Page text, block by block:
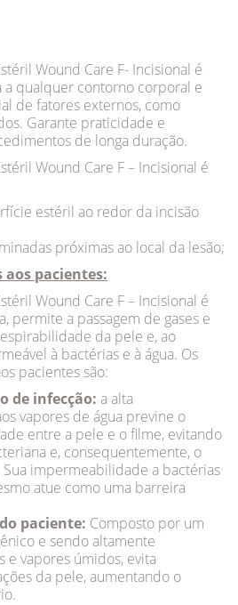
Wound Care F- Incisional é
a qualquer contorno corporal e
de fatores externos, como
Garante praticidade e
de longa duração.
Wound Care F – Incisional é
estéril ao redor da incisão
próximas ao local da lesão;
aos pacientes:
Wound Care F – Incisional é
permite a passagem de gases e
da pele e, ao
à bactérias e à água. Os
pacientes são:
de infecção: a alta
vapores de água previne o
entre a pele e o filme, evitando
e, consequentemente, o
impermeabilidade a bactérias
atue como uma barreira
paciente: Composto por um
e sendo altamente
e vapores úmidos, evita
da pele, aumentando o